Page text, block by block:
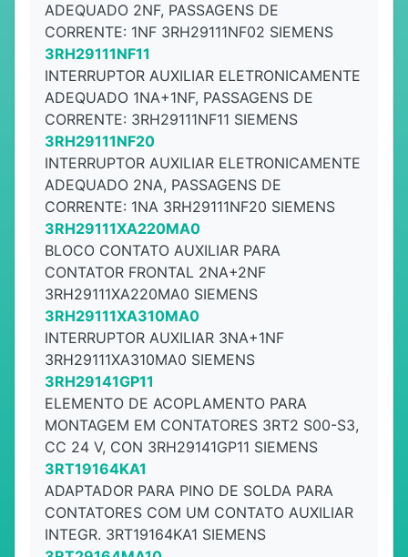
ADEQUADO 2NF, PASSAGENS DE
CORRENTE: 1NF 3RH29111NF02 SIEMENS
3RH29111NF11
INTERRUPTOR AUXILIAR ELETRONICAMENTE
ADEQUADO 1NA+1NF, PASSAGENS DE
CORRENTE: 3RH29111NF11 SIEMENS
3RH29111NF20
INTERRUPTOR AUXILIAR ELETRONICAMENTE
ADEQUADO 2NA, PASSAGENS DE
CORRENTE: 1NA 3RH29111NF20 SIEMENS
3RH29111XA220MA0
BLOCO CONTATO AUXILIAR PARA
CONTATOR FRONTAL 2NA+2NF
3RH29111XA220MA0 SIEMENS
3RH29111XA310MA0
INTERRUPTOR AUXILIAR 3NA+1NF
3RH29111XA310MA0 SIEMENS
3RH29141GP11
ELEMENTO DE ACOPLAMENTO PARA
MONTAGEM EM CONTATORES 3RT2 S00-S3,
CC 24 V, CON 3RH29141GP11 SIEMENS
3RT19164KA1
ADAPTADOR PARA PINO DE SOLDA PARA
CONTATORES COM UM CONTATO AUXILIAR
INTEGR. 3RT19164KA1 SIEMENS